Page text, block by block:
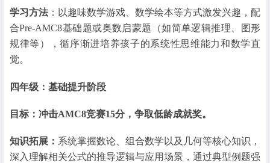
学习方法：以趣味数学游戏、数学绘本等方式激发兴趣，配
合Pre-AMC8基础题或奥数启蒙题（如简单逻辑推理、图形
规律等），循序渐进培养孩子的系统性思维能力和数学直
觉。
四年级：基础提升阶段
目标： 冲击AMC8竞赛15分，争取低龄成就奖。
知识拓展： 系统掌握数论、组合数学以及几何等核心知识，
深入理解相关公式的推导逻辑与应用场景，通过典型例题强